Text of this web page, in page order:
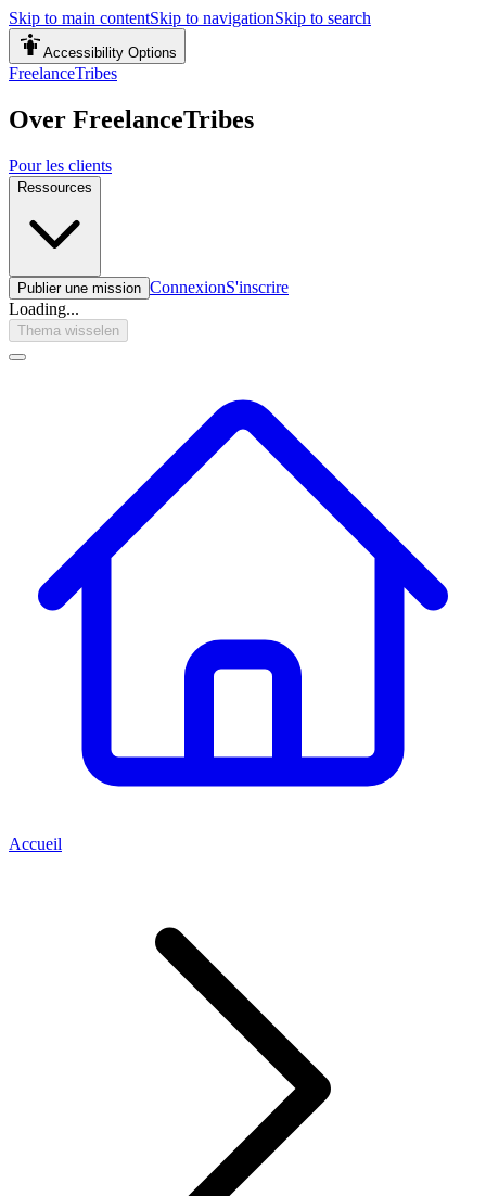
Skip to main contentSkip to navigationSkip to search
Accessibility Options
FreelanceTribes
Over FreelanceTribes
Pour les clients
Ressources
Publier une mission ConnexionS'inscrire
Loading...
Thema wisselen
Accueil